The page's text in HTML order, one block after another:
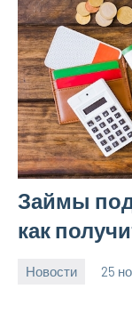
Займы
как
Новости 25